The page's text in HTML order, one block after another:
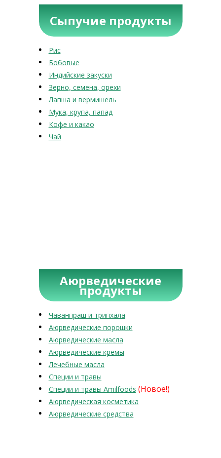
Сыпучие продукты
Рис
Бобовые
Индийские закуски
Зерно, семена, орехи
Лапша и вермишель
Мука, крупа, папад
Кофе и какао
Чай
Аюрведические
продукты
Чаванпраш и трипхала
Аюрведические порошки
Аюрведические масла
Аюрведические кремы
Лечебные масла
Специи и травы
Специи и травы Amilfoods (Новое!)
Аюрведическая косметика
Аюрведические средства